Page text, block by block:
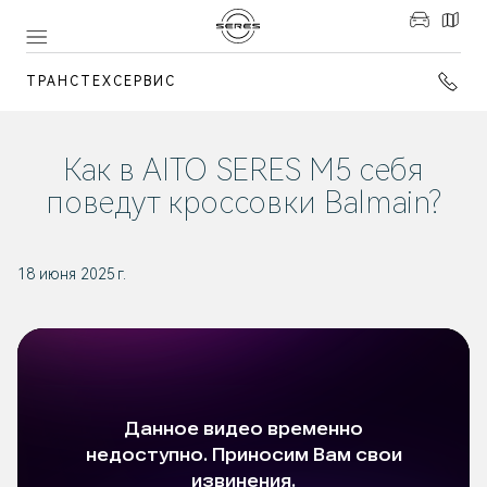
ТРАНСТЕХСЕРВИС
Как в AITO SERES M5 себя
поведут кроссовки Balmain?
18 июня 2025 г.